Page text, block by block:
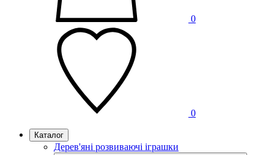
0
0
Каталог
Дерев'яні розвиваючі іграшки